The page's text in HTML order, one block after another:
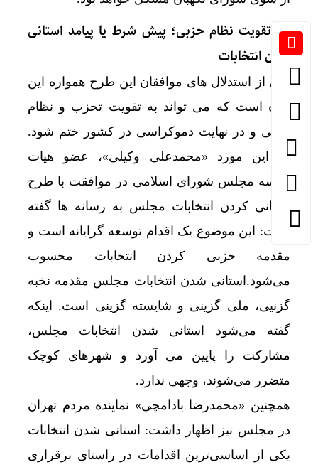
** تقویت نظام حزبی؛ پیش شرط یا پیامد استانی
شدن انتخابات
یکی از استدلال های موافقان این طرح همواره این
بوده است که می تواند به تقویت تحزب و نظام
حزبی و در نهایت دموکراسی در کشور ختم شود.
در این مورد «محمدعلی وکیلی»، عضو هیات
رئیسه مجلس شورای اسلامی در موافقت با طرح
استانی کردن انتخابات مجلس به رسانه ها گفته
است: این موضوع یک اقدام توسعه گرایانه است و
مقدمه حزبی کردن انتخابات محسوب
می‌شود.استانی شدن انتخابات مجلس مقدمه نخبه
گزنیی، ملی گزینی و شایسته گزینی است. اینکه
گفته می‌شود استانی شدن انتخابات مجلس،
مشارکت را پایین می آورد و شهرهای کوچک
متضرر می‌شوند، وجهی ندارد.
همچنین «محمدرضا بادامچی» نماینده مردم تهران
در مجلس نیز اظهار داشت: استانی شدن انتخابات
یکی از اساسی‌ترین اقدامات در راستای برقراری